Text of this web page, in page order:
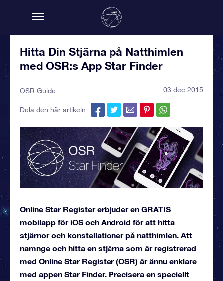
Hitta Din Stjärna på Natthimlen
med OSR:s App Star Finder
OSR Guide 03 dec 2015
Dela den här artikeln
Online Star Register erbjuder en GRATIS
mobilapp för iOS och Android för att hitta
stjärnor och konstellationer på natthimlen. Att
namnge och hitta en stjärna som är registrerad
med Online Star Register (OSR) är ännu enklare
med appen Star Finder. Precisera en speciellt